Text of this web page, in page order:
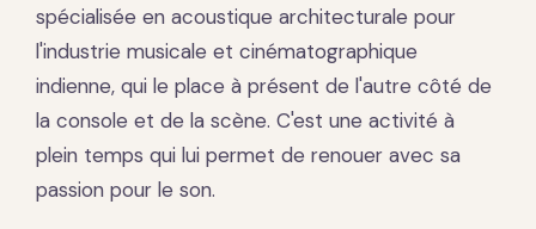
spécialisée en acoustique architecturale pour
l'industrie musicale et cinématographique
indienne, qui le place à présent de l'autre côté de
la console et de la scène. C'est une activité à
plein temps qui lui permet de renouer avec sa
passion pour le son.